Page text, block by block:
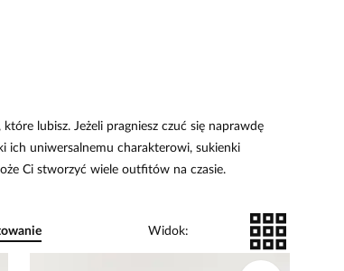
lubisz. Jeżeli pragniesz czuć się naprawdę
ich uniwersalnemu charakterowi, sukienki
Ci stworzyć wiele outfitów na czasie.
Widok: